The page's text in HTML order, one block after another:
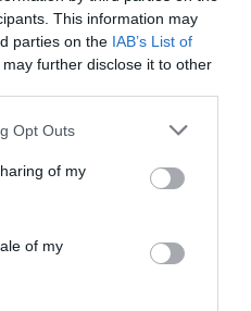
This information may
parties on the IAB’s List of
may further disclose it to other
Opt Outs
of my
of my
55 °C
75 °C
75 °C
30
80 °C